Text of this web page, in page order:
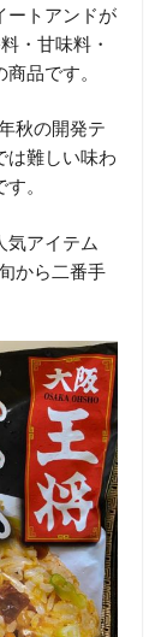
ートアンドが
・甘味料・
品です。
秋の開発テ
は難しい味わ
。
気アイテム
から二番手